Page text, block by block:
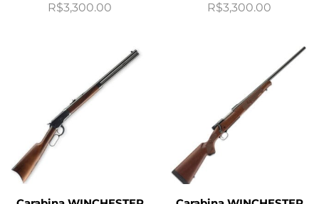
R$3,300.00 R$3,300.00